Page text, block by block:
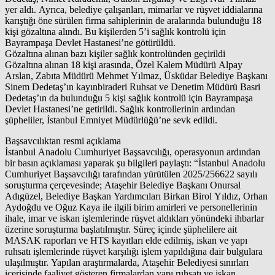
yer aldı. Ayrıca, belediye çalışanları, mimarlar ve rüşvet iddialarına
karıştığı öne sürülen firma sahiplerinin de aralarında bulunduğu 18
kişi gözaltına alındı. Bu kişilerden 5’i sağlık kontrolü için
Bayrampaşa Devlet Hastanesi’ne götürüldü.
Gözaltına alınan bazı kişiler sağlık kontrolünden geçirildi
Gözaltına alınan 18 kişi arasında, Özel Kalem Müdürü Alpay
Arslan, Zabıta Müdürü Mehmet Yılmaz, Üsküdar Belediye Başkanı
Sinem Dedetaş’ın kayınbiraderi Ruhsat ve Denetim Müdürü Basri
Dedetaş’ın da bulunduğu 5 kişi sağlık kontrolü için Bayrampaşa
Devlet Hastanesi’ne getirildi. Sağlık kontrollerinin ardından
şüpheliler, İstanbul Emniyet Müdürlüğü’ne sevk edildi.
Başsavcılıktan resmi açıklama
İstanbul Anadolu Cumhuriyet Başsavcılığı, operasyonun ardından
bir basın açıklaması yaparak şu bilgileri paylaştı: “İstanbul Anadolu
Cumhuriyet Başsavcılığı tarafından yürütülen 2025/256622 sayılı
soruşturma çerçevesinde; Ataşehir Belediye Başkanı Onursal
Adıgüzel, Belediye Başkan Yardımcıları Birkan Birol Yıldız, Orhan
Aydoğdu ve Oğuz Kaya ile ilgili birim amirleri ve personellerinin
ihale, imar ve iskan işlemlerinde rüşvet aldıkları yönündeki ihbarlar
üzerine soruşturma başlatılmıştır. Süreç içinde şüphelilere ait
MASAK raporları ve HTS kayıtları elde edilmiş, iskan ve yapı
ruhsatı işlemlerinde rüşvet karşılığı işlem yapıldığına dair bulgulara
ulaşılmıştır. Yapılan araştırmalarda, Ataşehir Belediyesi sınırları